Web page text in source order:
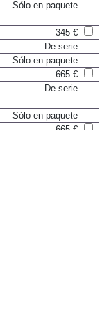
Sólo en paquete
345 €
De serie
Sólo en paquete
665 €
De serie
Sólo en paquete
665 €